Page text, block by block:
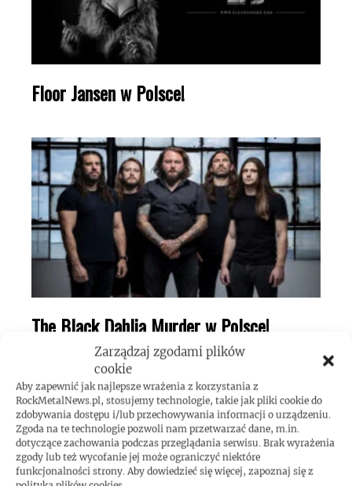
Zarządzaj zgodami plików
cookie
Aby zapewnić jak najlepsze wrażenia z korzystania z
RockMetalNews.pl, stosujemy technologie, takie jak pliki cookie do
zdobywania dostępu i/lub przechowywania informacji o urządzeniu.
Zgoda na te technologie pozwoli nam przetwarzać dane, m.in.
dotyczące zachowania podczas przeglądania serwisu. Brak wyrażenia
zgody lub też wycofanie jej może ograniczyć niektóre
funkcjonalności strony. Aby dowiedzieć się więcej, zapoznaj się z
Floor Jansen w Polsce!
The Black Dahlia Murder w Polsce!
RECENZJE